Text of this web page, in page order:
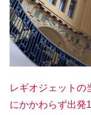
レギオジェットの
にかかわらず出発